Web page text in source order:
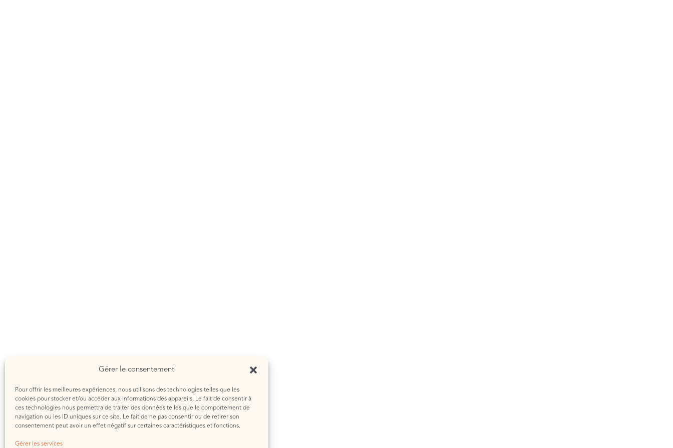
Gérer le consentement
Pour offrir les meilleures expériences, nous utilisons des technologies telles que les
cookies pour stocker et/ou accéder aux informations des appareils. Le fait de consentir à
ces technologies nous permettra de traiter des données telles que le comportement de
navigation ou les ID uniques sur ce site. Le fait de ne pas consentir ou de retirer son
consentement peut avoir un effet négatif sur certaines caractéristiques et fonctions.
Gérer les services